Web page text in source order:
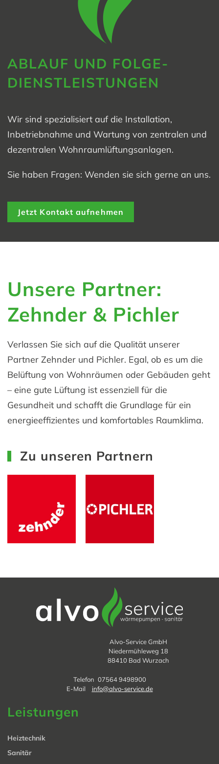
ABLAUF UND FOLGE­
DIENSTLEISTUNGEN
Wir sind spezialisiert auf die Installation,
Inbetriebnahme und Wartung von zentralen und
dezentralen Wohnraumlüftungsanlagen.
Sie haben Fragen: Wenden sie sich gerne an uns.
Jetzt Kontakt aufnehmen
Unsere Partner:
Zehnder & Pichler
Verlassen Sie sich auf die Qualität unserer
Partner Zehnder und Pichler. Egal, ob es um die
Belüftung von Wohnräumen oder Gebäuden geht
– eine gute Lüftung ist essenziell für die
Gesundheit und schafft die Grundlage für ein
energieeffizientes und komfortables Raumklima.
Zu unseren Partnern
Alvo-Service GmbH
Niedermühleweg 18
88410 Bad Wurzach
Telefon 07564 9498900
E-Mail info@alvo-service.de
Leistungen
Heiztechnik
Sanitär